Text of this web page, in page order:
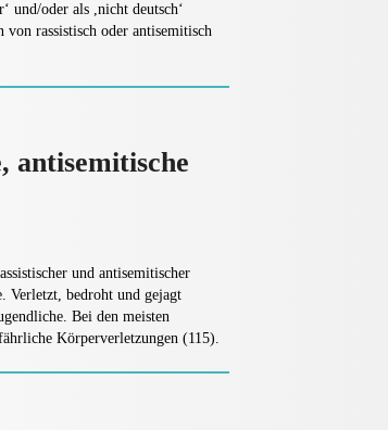
und/oder als ,nicht deutsch‘
rassistisch oder antisemitisch
antisemitische
und antisemitischer
Verletzt, bedroht und gejagt
Bei den meisten
Körperverletzungen (115).